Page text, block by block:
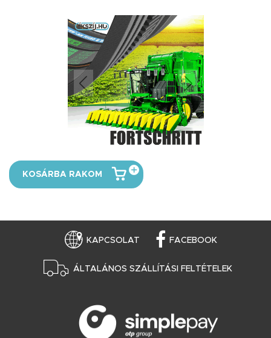
KOSÁRBA RAKOM
KAPCSOLAT FACEBOOK
ÁLTALÁNOS SZÁLLÍTÁSI FELTÉTELEK